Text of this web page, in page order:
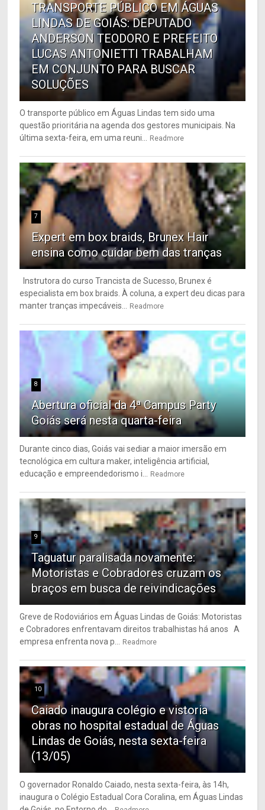
TRANSPORTE PÚBLICO EM ÁGUAS
LINDAS DE GOIÁS: DEPUTADO
ANDERSON TEODORO E PREFEITO
LUCAS ANTONIETTI TRABALHAM
EM CONJUNTO PARA BUSCAR
SOLUÇÕES
O transporte público em Águas Lindas tem sido uma
questão prioritária na agenda dos gestores municipais. Na
última sexta-feira, em uma reuni... Readmore
7
Expert em box braids, Brunex Hair
ensina como cuidar bem das tranças
Instrutora do curso Trancista de Sucesso, Brunex é
especialista em box braids. À coluna, a expert deu dicas para
manter tranças impecáveis... Readmore
8
Abertura oficial da 4ª Campus Party
Goiás será nesta quarta-feira
Durante cinco dias, Goiás vai sediar a maior imersão em
tecnológica em cultura maker, inteligência artificial,
educação e empreendedorismo i... Readmore
9
Taguatur paralisada novamente:
Motoristas e Cobradores cruzam os
braços em busca de reivindicações
Greve de Rodoviários em Águas Lindas de Goiás: Motoristas
e Cobradores enfrentavam direitos trabalhistas há anos A
empresa enfrenta nova p... Readmore
10
Caiado inaugura colégio e vistoria
obras no hospital estadual de Águas
Lindas de Goiás, nesta sexta-feira
(13/05)
O governador Ronaldo Caiado, nesta sexta-feira, às 14h,
inaugura o Colégio Estadual Cora Coralina, em Águas Lindas